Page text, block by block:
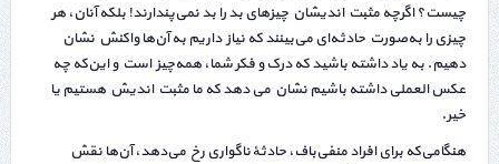
چیست؟ اگرچه مثبت اندیشان چیزهای بد را بد نمی‌پندارند! بلکه آنان، هر
چیزی را به‌صورت حادثه‌ای می‌بینند که نیاز داریم به آن‌ها واکنش نشان
دهیم. به یاد داشته باشید که درک و فکر شما، همه‌چیز است و این‌که چه
عکس العملی داشته باشیم نشان می دهد که ما مثبت اندیش هستیم یا
خیر.
هنگامی‌که برای افراد منفی‌باف، حادثهٔ ناگواری رخ می‌دهد، آن‌ها نقش